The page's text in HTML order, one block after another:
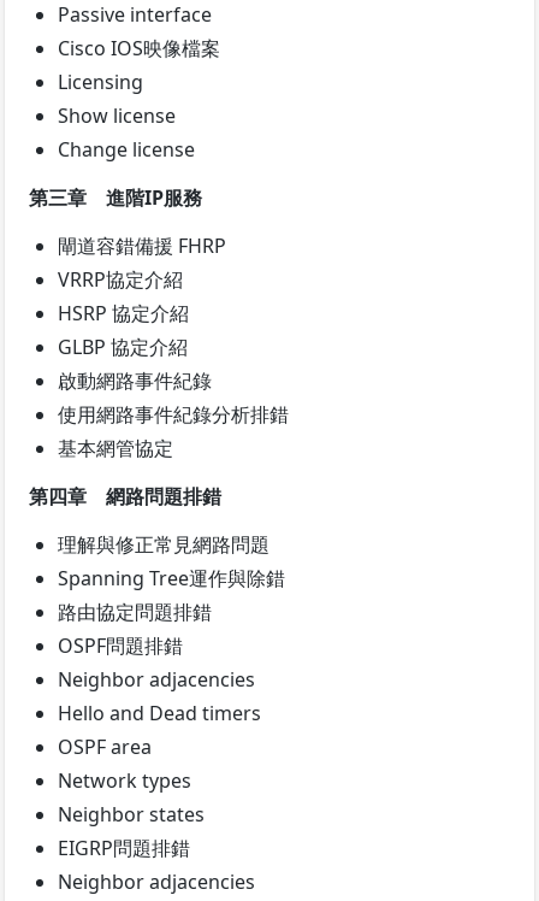
Passive interface
Cisco IOS映像檔案
Licensing
Show license
Change license
第三章 進階IP服務
閘道容錯備援 FHRP
VRRP協定介紹
HSRP 協定介紹
GLBP 協定介紹
啟動網路事件紀錄
使用網路事件紀錄分析排錯
基本網管協定
第四章 網路問題排錯
理解與修正常見網路問題
Spanning Tree運作與除錯
路由協定問題排錯
OSPF問題排錯
Neighbor adjacencies
Hello and Dead timers
OSPF area
Network types
Neighbor states
EIGRP問題排錯
Neighbor adjacencies